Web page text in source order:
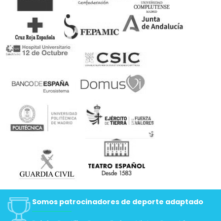
Somos patrocinadores de deporte adaptado